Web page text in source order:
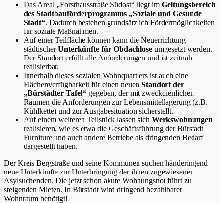
Das Areal „Forsthausstraße Südost“ liegt im Geltungsbereich
des Stadtbauförderprogramms „Soziale und Gesunde
Stadt“. Dadurch bestehen grundsätzlich Fördermöglichkeiten
für soziale Maßnahmen.
Auf einer Teilfläche können kann die Neuerrichtung
städtischerUnterkünfte für Obdachlose umgesetzt werden.
Der Standort erfüllt alle Anforderungen und ist zeitnah
realisierbar.
Innerhalb dieses sozialen Wohnquartiers ist auch eine
Flächenverfügbarkeit für einen neuen Standort der
„Bürstädter Tafel“ gegeben, der mit zweckdienlichen
Räumen die Anforderungen zur Lebensmittellagerung (z.B.
Kühlkette) und zur Ausgabesituation sicherstellt.
Auf einem weiteren Teilstück lassen sich Werkswohnungen
realisieren, wie es etwa die Geschäftsführung der Bürstadt
Furniture und auch andere Betriebe als dringenden Bedarf
dargestellt haben.
Der Kreis Bergstraße und seine Kommunen suchen händeringend
neue Unterkünfte zur Unterbringung der ihnen zugewiesenen
Asylsuchenden. Die jetzt schon akute Wohnungsnot führt zu
steigenden Mieten. In Bürstadt wird dringend bezahlbarer
Wohnraum benötigt!